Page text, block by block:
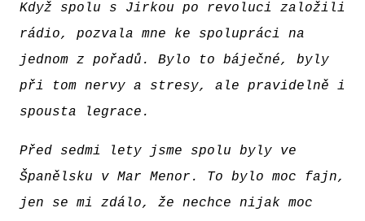
Když spolu s Jirkou po revoluci založili
rádio, pozvala mne ke spolupráci na
jednom z pořadů. Bylo to báječné, byly
při tom nervy a stresy, ale pravidelně i
spousta legrace.
Před sedmi lety jsme spolu byly ve
Španělsku v Mar Menor. To bylo moc fajn,
jen se mi zdálo, že nechce nijak moc